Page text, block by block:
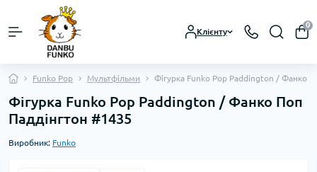
Клієнту
0
Funko Pop Мультфільми Фігурка Funko Pop Paddington / Фанко
Фігурка Funko Pop Paddington / Фанко Поп
Паддінгтон #1435
Виробник: Funko